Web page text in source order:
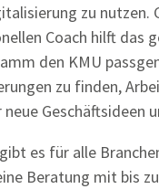
zu nutzen.
Coach hilft das
den KMU
zu finden,
Geschäftsideen
es für alle
Beratung mit bis